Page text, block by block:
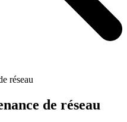
réseau
de réseau